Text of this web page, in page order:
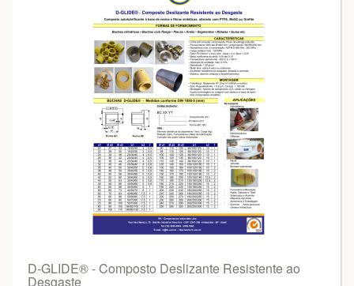
D-GLIDE® - Composto Deslizante Resistente ao
Desgaste